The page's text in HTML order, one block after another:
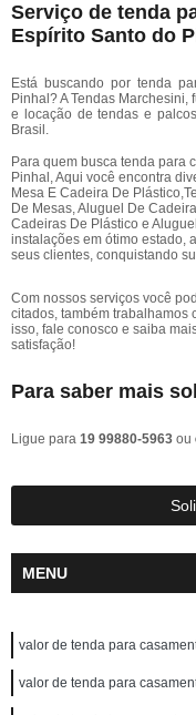
Serviço de tenda
Espírito Santo do
Está buscando por tenda
Pinhal? A Tendas
e locação de tendas e
Brasil.
Para quem busca tenda para
Pinhal, Aqui você encontra
Mesa E Cadeira De
De Mesas, Aluguel De
Cadeiras De Plástico e
instalações em ótimo estado,
seus clientes, conquistando
Com nossos serviços você
citados, também trabalhamos
isso, fale conosco e saiba
satisfação!
Para saber mais
Ligue para 19 99880-5963 ou
MENU
valor de tenda para
valor de tenda para